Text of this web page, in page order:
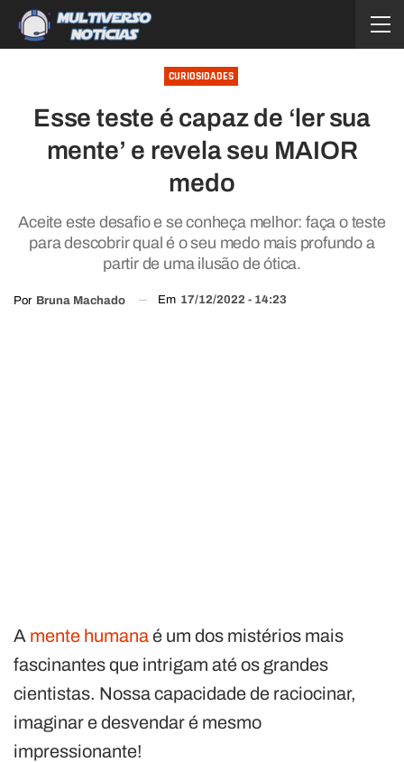
CURIOSIDADES
Esse teste é capaz de ‘ler sua
mente’ e revela seu MAIOR
medo
Aceite este desafio e se conheça melhor: faça o teste
para descobrir qual é o seu medo mais profundo a
partir de uma ilusão de ótica.
Por Bruna Machado Em 17/12/2022 - 14:23
A mente humanaé um dos mistérios mais
fascinantes que intrigam até os grandes
cientistas. Nossa capacidade de raciocinar,
imaginar e desvendar é mesmo
impressionante!